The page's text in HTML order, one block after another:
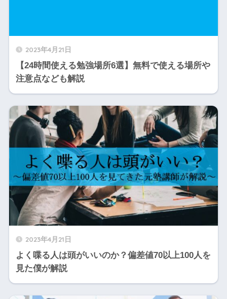
2023年4月21日
【24時間使える勉強場所6選】無料で使える場所や
注意点なども解説
2023年4月21日
よく喋る人は頭がいいのか？偏差値70以上100人を
見た僕が解説